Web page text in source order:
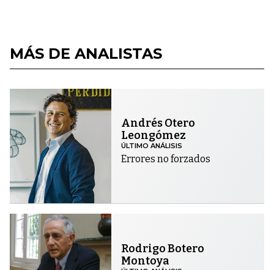
MÁS DE ANALISTAS
Andrés Otero
Leongómez
ÚLTIMO ANÁLISIS
Errores no forzados
Rodrigo Botero
Montoya